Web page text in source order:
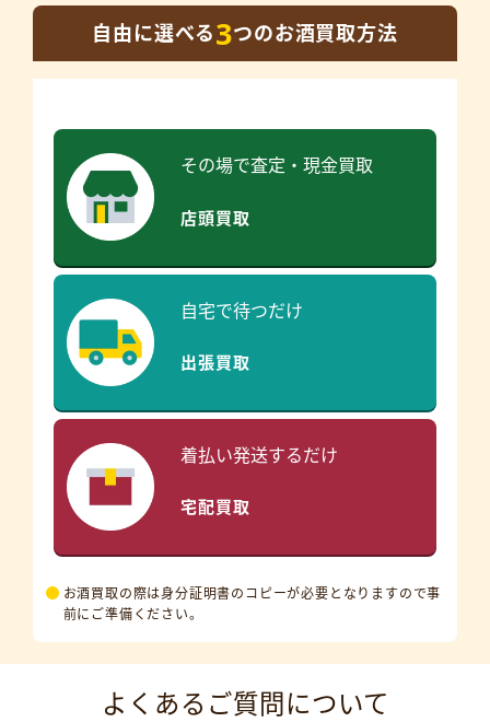
自由に選べる3つのお酒買取方法
その場で査定・現金買取
店頭買取
自宅で待つだけ
出張買取
着払い発送するだけ
宅配買取
お酒買取の際は身分証明書のコピーが必要となりますので事
前にご準備ください。
よくあるご質問について